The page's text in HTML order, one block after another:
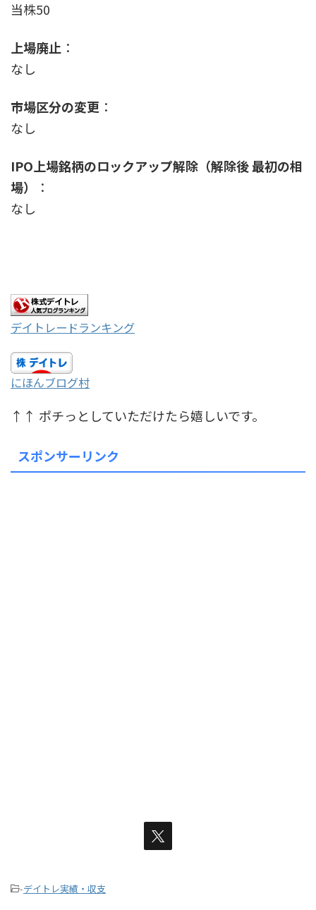
当株50
上場廃止 ：
なし
市場区分の変更 ：
なし
IPO上場銘柄のロックアップ解除（解除後 最初の相
場）
：
なし
デイトレードランキング
にほんブログ村
↑↑ ポチっとしていただけたら嬉しいです。
スポンサーリンク
-デイトレ実績・収支